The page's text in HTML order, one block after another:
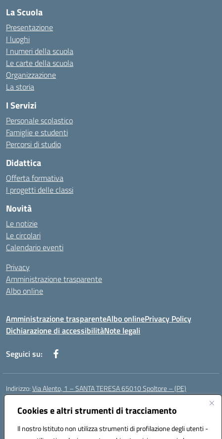
Cookies e altri strumenti di tracciamento
Il nostro Istituto non utilizza strumenti di profilazione degli utenti -
La Scuola
Presentazione
I luoghi
I numeri della scuola
Le carte della scuola
Organizzazione
La storia
I Servizi
Personale scolastico
Famiglie e studenti
Percorsi di studio
Didattica
Offerta formativa
I progetti delle classi
Novità
Le notizie
Le circolari
Calendario eventi
Privacy
Amministrazione trasparente
Albo online
Amministrazione trasparenteAlbo onlinePrivacy Policy
Dichiarazione di accessibilitàNote legali
Seguici su:
Indirizzo:Via Alento, 1 – SANTA TERESA 65010 Spoltore – (PE)
Centralino:
Posta elettronica certificata (PEC):peee052003@pec.istruzione.it
Codice fiscale: 80006490686